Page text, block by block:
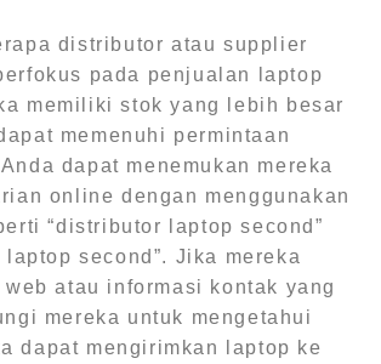
distributor atau supplier
pada penjualan laptop
memiliki stok yang lebih besar
memenuhi permintaan
dapat menemukan mereka
online dengan menggunakan
“distributor laptop second”
second”. Jika mereka
atau informasi kontak yang
mereka untuk mengetahui
dapat mengirimkan laptop ke